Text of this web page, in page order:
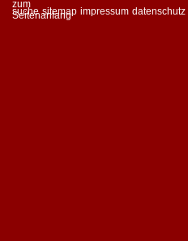
suche sitemap impressum datenschutz